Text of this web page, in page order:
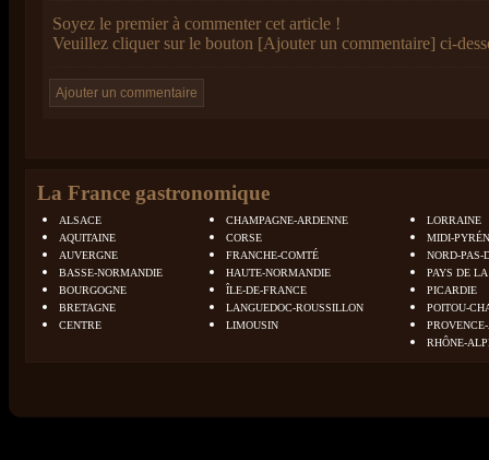
Soyez le premier à commenter cet article !
Veuillez cliquer sur le bouton [Ajouter un commentaire] ci-
La France gastronomique
ALSACE
AQUITAINE
AUVERGNE
BASSE-NORMANDIE
BOURGOGNE
BRETAGNE
CENTRE
CHAMPAGNE-ARDENNE
CORSE
FRANCHE-COMTÉ
HAUTE-NORMANDIE
ÎLE-DE-FRANCE
LANGUEDOC-ROUSSILLON
LIMOUSIN
LORRAINE
MIDI-
NORD-PAS-
PAYS DE
PICARDIE
POITOU-
RHÔNE-